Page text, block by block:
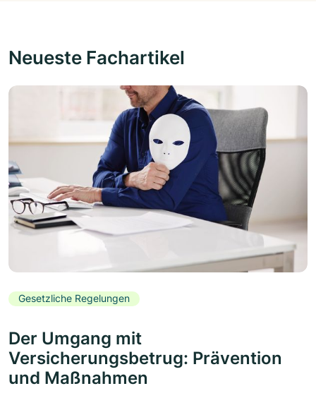
Neueste Fachartikel
Gesetzliche Regelungen
Der Umgang mit
Versicherungsbetrug: Prävention
und Maßnahmen